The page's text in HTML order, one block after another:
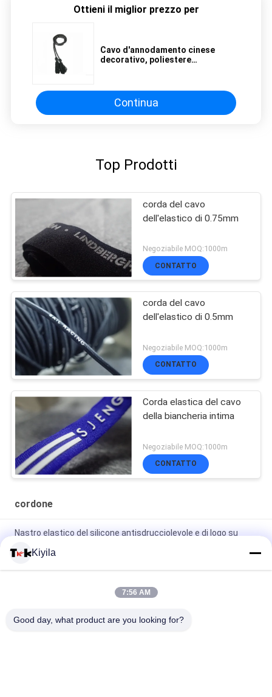
Ottieni il miglior prezzo per
Cavo d'annodamento cinese
decorativo, poliestere
Continua
Top Prodotti
corda del cavo
dell'elastico di 0.75mm
Negoziabile MOQ:1000m
CONTATTO
corda del cavo
dell'elastico di 0.5mm
Negoziabile MOQ:1000m
CONTATTO
Corda elastica del cavo
della biancheria intima
Negoziabile MOQ:1000m
CONTATTO
cordone
Nastro elastico del silicone antisdrucciolevole e di logo su
OEM/ODM di nylon piani del cavo dell'alto cavo non elastico di
con il logo impresso
Kiyila
7:56 AM
Good day, what product are you looking for?